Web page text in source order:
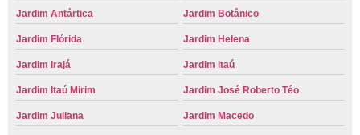
Jardim Antártica Jardim Botânico
Jardim Flórida Jardim Helena
Jardim Irajá Jardim Itaú
Jardim Itaú Mirim Jardim José Roberto Téo
Jardim Juliana Jardim Macedo